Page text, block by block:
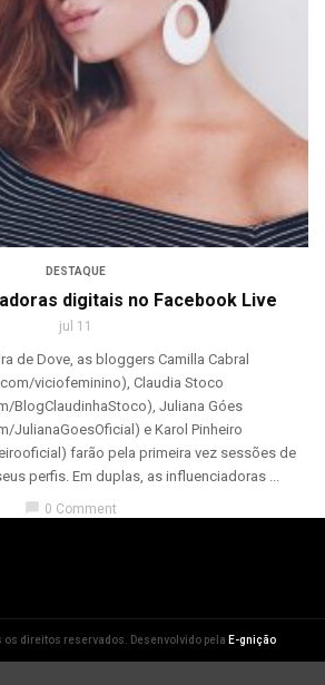
DESTAQUE
digitais no Facebook Live
jul 11
de Dove, as bloggers Camilla Cabral
viciofeminino), Claudia Stoco
BlogClaudinhaStoco), Juliana Góes
JulianaGoesOficial) e Karol Pinheiro
farão pela primeira vez sessões de
perfis. Em duplas, as influenciadoras ...
chat_bubble 0 Comment
os direitos reservados. Desenvolvido pela E-gnição